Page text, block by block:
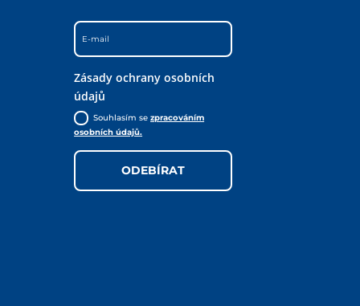
Zásady ochrany osobních
údajů
Souhlasím sezpracováním
osobních údajů.
ODEBÍRAT